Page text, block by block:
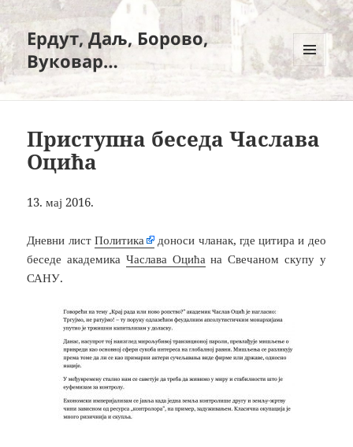
Ердут, Даљ, Борово,
Вуковар…
ИЗБОРНИК
ВИЏЕТИ
Приступна беседа Часлава
Оцића
13. мај 2016.
Дневни лист Политика
доноси чланак, где цитира и део
беседе академика Часлава Оцићана Свечаном скупу у
САНУ.